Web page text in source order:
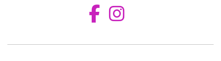
Aceder ao